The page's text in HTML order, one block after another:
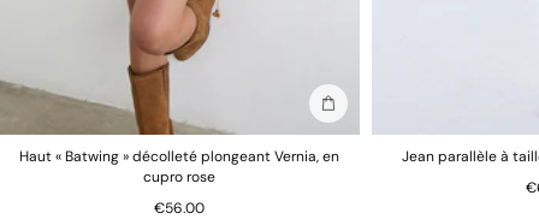
Ajouter au sac
Haut « Batwing » décolleté plongeant Vernia, en
cupro rose
€56.00
Jean parallèle à